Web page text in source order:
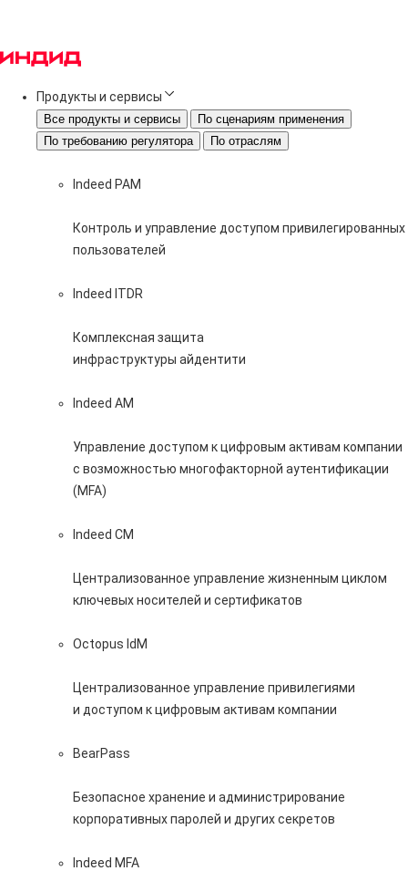
Продукты и сервисы
Все продукты и сервисы
По сценариям применения
По требованию регулятора
По отраслям
Indeed PAM
Контроль и управление доступом привилегированных
пользователей
Indeed ITDR
Комплексная защита
инфраструктуры айдентити
Indeed AM
Управление доступом к цифровым активам компании
с возможностью многофакторной аутентификации
(MFA)
Indeed CM
Централизованное управление жизненным циклом
ключевых носителей и сертификатов
Octopus IdM
Централизованное управление привилегиями
и доступом к цифровым активам компании
BearPass
Безопасное хранение и администрирование
корпоративных паролей и других секретов
Indeed MFA